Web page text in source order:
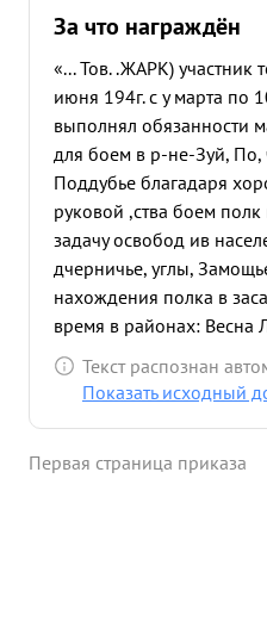
За что награждён
«... Тов. .ЖАРК) участник
июня 194г. с у марта по
выполнял обязанности
для боем в р-не-Зуй, По,
Поддубье благадаря
руковой ,ства боем
задачу освобод ив
дчерничье, углы,
нахождения полка в
время в районах: Весна
Коровые село и
систематически
сопротивления, чем
Текст распознан
Показать исходный
Первая страница приказа